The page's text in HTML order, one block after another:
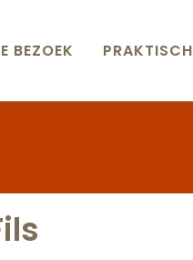
BEZOEK PRAKTISCH